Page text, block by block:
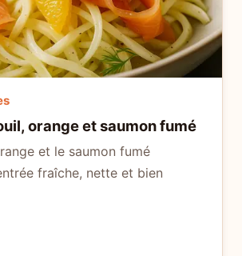
orange et saumon fumé
et le saumon fumé
fraîche, nette et bien